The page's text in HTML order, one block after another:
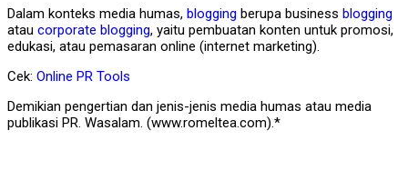
Dalam konteks media humas, blogging berupa business blogging
atau corporate blogging, yaitu pembuatan konten untuk promosi,
edukasi, atau pemasaran online (internet marketing).
Cek: Online PR Tools
Demikian pengertian dan jenis-jenis media humas atau media
publikasi PR. Wasalam. (www.romeltea.com).*